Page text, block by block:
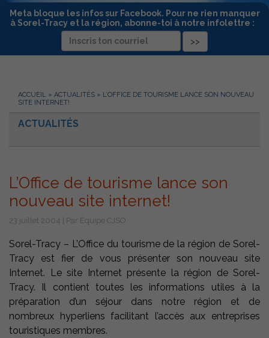
Meta bloque les infos sur Facebook. Pour ne rien manquer
à Sorel-Tracy et la région, abonne-toi à notre infolettre :
ACCUEIL » ACTUALITÉS » L’OFFICE DE TOURISME LANCE SON NOUVEAU
SITE INTERNET!
ACTUALITÉS
L’Office de tourisme lance son
nouveau site internet!
23 juillet 2004 | Par Équipe CJSO
Sorel-Tracy – L’Office du tourisme de la région de Sorel-
Tracy est fier de vous présenter son nouveau site
Internet. Le site Internet présente la région de Sorel-
Tracy. Il contient toutes les informations utiles à la
préparation d’un séjour dans notre région et de
nombreux hyperliens facilitant l’accès aux entreprises
touristiques membres.